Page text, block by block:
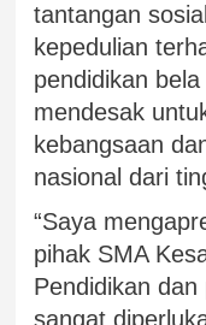
tantangan
kepedulian
pendidikan
mendesak
kebangsaan
nasional dari
“Saya
pihak SMA
Pendidikan
sangat